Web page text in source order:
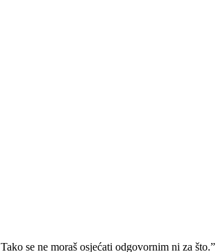
se ne moraš osjećati odgovornim ni za što.”